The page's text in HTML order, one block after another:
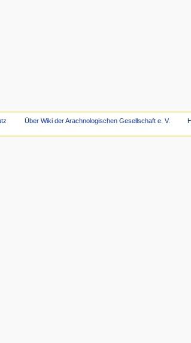
Über Wiki der Arachnologischen Gesellschaft e. V.